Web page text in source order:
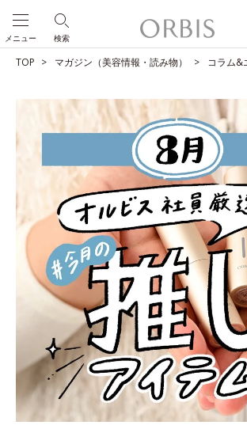
検索
メニュー
TOP マガジン（美容情報・読み物） コラム&